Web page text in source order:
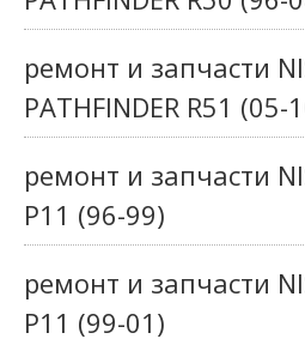
ремонт и запчасти
PATHFINDER R51 (05-
ремонт и запчасти
P11 (96-99)
ремонт и запчасти
P11 (99-01)